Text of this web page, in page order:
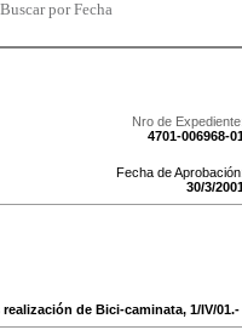
Buscar por Fecha
Nro de Expediente:
4701-006968-
Fecha de Aprobación:
30/3/
de Bici-caminata, 1/IV/01.-